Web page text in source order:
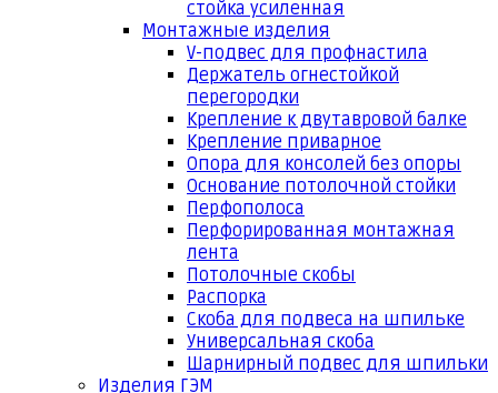
стойка усиленная
Монтажные изделия
V-подвес для профнастила
Держатель огнестойкой
перегородки
Крепление к двутавровой балке
Крепление приварное
Опора для консолей без опоры
Основание потолочной стойки
Перфополоса
Перфорированная монтажная
лента
Потолочные скобы
Распорка
Скоба для подвеса на шпильке
Универсальная скоба
Шарнирный подвес для шпильки
Изделия ГЭМ